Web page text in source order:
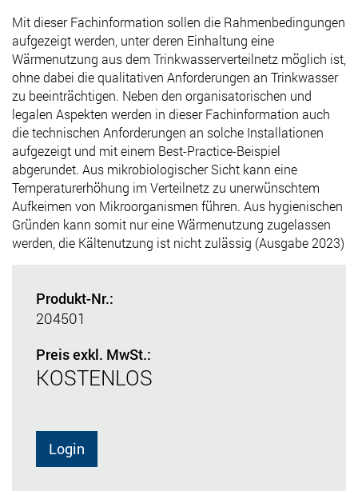
Mit dieser Fachinformation sollen die Rahmenbedingungen
aufgezeigt werden, unter deren Einhaltung eine
Wärmenutzung aus dem Trinkwasserverteilnetz möglich ist,
ohne dabei die qualitativen Anforderungen an Trinkwasser
zu beeinträchtigen. Neben den organisatorischen und
legalen Aspekten werden in dieser Fachinformation auch
die technischen Anforderungen an solche Installationen
aufgezeigt und mit einem Best-Practice-Beispiel
abgerundet. Aus mikrobiologischer Sicht kann eine
Temperaturerhöhung im Verteilnetz zu unerwünschtem
Aufkeimen von Mikroorganismen führen. Aus hygienischen
Gründen kann somit nur eine Wärmenutzung zugelassen
werden, die Kältenutzung ist nicht zulässig (Ausgabe 2023)
Produkt-Nr.:
204501
Preis exkl. MwSt.:
KOSTENLOS
Login